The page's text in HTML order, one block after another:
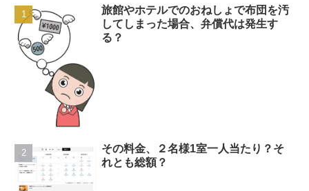
旅館やホテルでのおねしょで布団を汚
してしまった場合、弁償代は発生す
る？
その料金、２名様1室一人当たり？そ
れとも総額？